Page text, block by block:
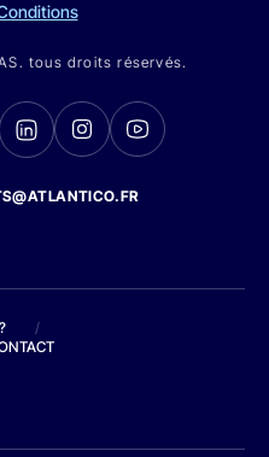
tous droits réservés.
/